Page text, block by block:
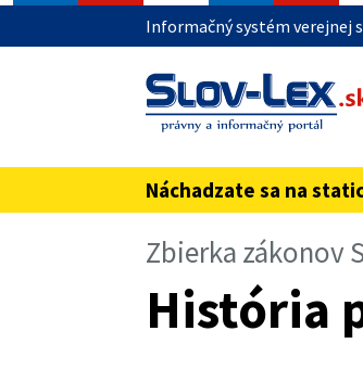
Informačný systém verejnej
Táto stránka je zabezpečená
Buďte pozorní a vždy sa
pred názvom domény
Náchadzate sa na
Zbierka zákonov
História